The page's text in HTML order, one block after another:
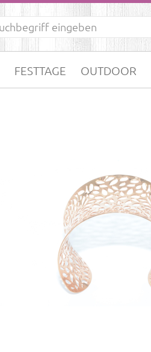
FESTTAGE OUTDOOR